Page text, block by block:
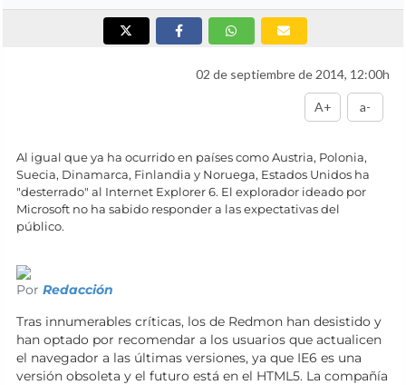
02 de septiembre de 2014, 12:00h
A+ a-
Al igual que ya ha ocurrido en países como Austria, Polonia,
Suecia, Dinamarca, Finlandia y Noruega, Estados Unidos ha
"desterrado" al Internet Explorer 6. El explorador ideado por
Microsoft no ha sabido responder a las expectativas del
público.
Por Redacción
Tras innumerables críticas, los de Redmon han desistido y
han optado por recomendar a los usuarios que actualicen
el navegador a las últimas versiones, ya que IE6 es una
versión obsoleta y el futuro está en el HTML5. La compañía